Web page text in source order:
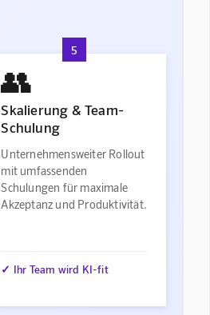
5
👥
Skalierung & Team-
Schulung
Unternehmensweiter Rollout
mit umfassenden
Schulungen für maximale
Akzeptanz und Produktivität.
✓ Ihr Team wird KI-fit